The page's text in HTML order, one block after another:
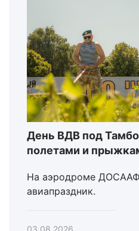
День ВДВ под
полетами и
На аэродроме ДОСААФ
авиапраздник.